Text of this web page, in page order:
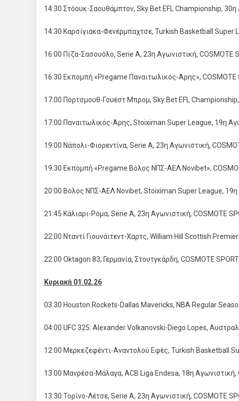
14:30 Στόουκ-Σαουθάμπτον, Sky Bet EFL Championship, 30η
14:30 Καρσίγιακα-Φενέρμπαχτσε, Turkish Basketball Super
16:00 Πίζα-Σασουόλο, Serie A, 23η Αγωνιστική, COSMOTE
16:30 Εκπομπή «Pregame Παναιτωλικός-Άρης», COSMOTE
17:00 Πόρτσμουθ-Γουέστ Μπρομ, Sky Bet EFL
17:00 Παναιτωλικός-Άρης, Stoiximan Super League, 19η
19:00 Νάπολι-Φιορεντίνα, Serie A, 23η Αγωνιστική,
19:30 Εκπομπή «Pregame Βόλος ΝΠΣ-ΑΕΛ Novibet»,
20:00 Βόλος ΝΠΣ-ΑΕΛ Novibet, Stoiximan Super League, 19η
21:45 Κάλιαρι-Ρόμα, Serie A, 23η Αγωνιστική, COSMOTE
22:00 Νταντί Γιουνάιτεντ-Χαρτς, William Hill Scottish
22:00 Oktagon 83, Γερμανία, Στουτγκάρδη, COSMOTE
Κυριακή 01.02.26
03:30 Houston Rockets-Dallas Mavericks, NBA Regular
04:00 UFC 325: Alexander Volkanovski-Diego Lopes,
12:00 Μερκεζεφέντι-Αναντολού Εφές, Turkish Basketball
13:00 Μανρέσα-Μάλαγα, ACB Liga Endesa, 18η Αγωνιστική,
13:30 Τορίνο-Λέτσε, Serie A, 23η Αγωνιστική, COSMOTE